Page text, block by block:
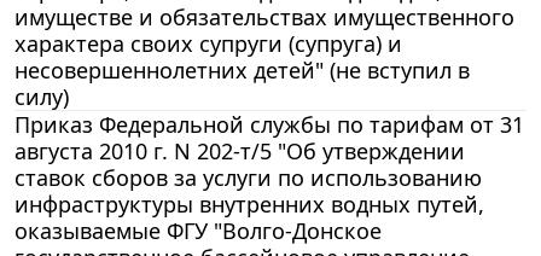
имуществе и обязательствах имущественного
характера своих супруги (супруга) и
несовершеннолетних детей" (не вступил в
силу)
Приказ Федеральной службы по тарифам от 31
августа 2010 г. N 202-т/5 "Об утверждении
ставок сборов за услуги по использованию
инфраструктуры внутренних водных путей,
оказываемые ФГУ "Волго-Донское